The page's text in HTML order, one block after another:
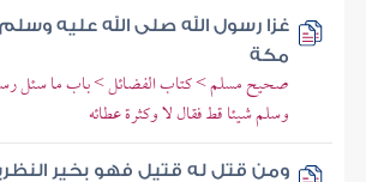
غزا رسول الله صلى الله عليه
مكة
صحيح مسلم > كتاب الفضائل > باب ما سئل
وسلم شيئا قط فقال لا وكثرة عطائه
ومن قتل له قتيل فهو بخير